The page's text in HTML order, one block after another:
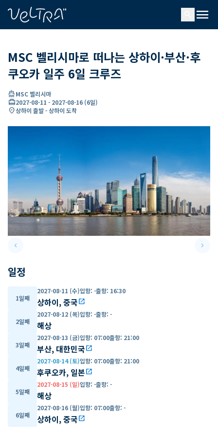
menu
MSC 벨리시마로 떠나는 상하이·부산·후
쿠오카 일주 6일 크루즈
directions_boatMSC 벨리시마
card_travel2027-08-11 - 2027-08-16 (6일)
location_on상하이 출발 - 상하이 도착
keyboard_arrow_leftPrevious slide keyboard_arrow_right
일정
1일째
2027-08-11 (수)입항: -출항: 16:30
상하이, 중국open_in_new
2일째
2027-08-12 (목)입항: -출항: -
해상
3일째
2027-08-13 (금)입항: 07:00출항: 21:00
부산, 대한민국open_in_new
4일째
2027-08-14 (토)입항: 07:00출항: 21:00
후쿠오카, 일본open_in_new
5일째
2027-08-15 (일)입항: -출항: -
해상
6일째
2027-08-16 (월)입항: 07:00출항: -
상하이, 중국open_in_new